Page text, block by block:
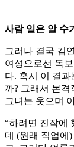
사람 일은 알 수
그러나 결국 김
여성으로선 독
다. 혹시 이 결
까? 그래서 본
그녀는 웃으며
“하려면 진작에
데 (원래 직업에